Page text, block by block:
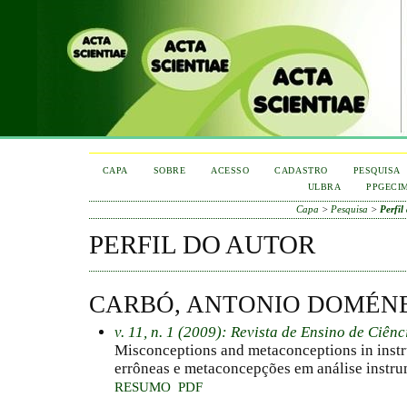
CAPA SOBRE ACESSO CADASTRO
PESQUISA
ULBRA
Capa > Pesquisa > Perfil
PERFIL DO AUTOR
CARBÓ, ANTONIO
v. 11, n. 1 (2009): Revista de Ensino de
Misconceptions and metaconceptions in
errôneas e metaconcepções em análise
RESUMO PDF